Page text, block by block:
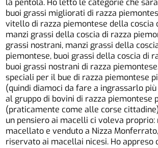
la pentola. Ho letto le categorie che
buoi grassi migliorati di razza
vitello di razza piemontese della coscia
manzi grassi della coscia di razza
grassi nostrani, manzi grassi della
piemontese, buoi grassi della coscia di
buoi grassi nostrani di razza
speciali per il bue di razza piemontese
(quindi diamoci da fare a ingrassarlo più
al gruppo di bovini di razza piemontese
(praticamente come alle corse
un pensiero ai macelli ci voleva
macellato e venduto a Nizza
riservato ai macellai nicesi. Ho appreso